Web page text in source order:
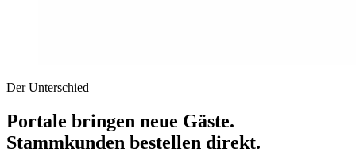
Der Unterschied
Portale bringen neue Gäste.
Stammkunden bestellen direkt.